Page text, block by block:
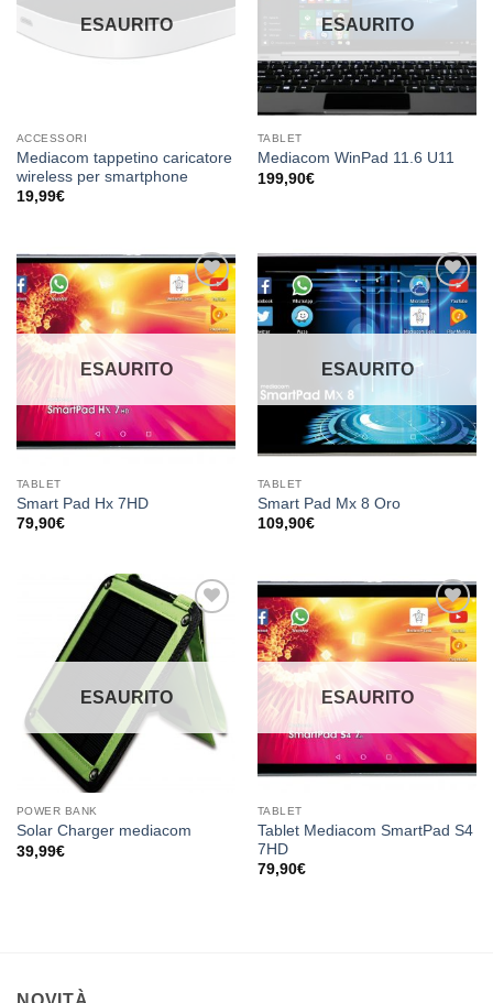
ESAURITO
ACCESSORI
Mediacom tappetino caricatore
wireless per smartphone
19,99€
ESAURITO
TABLET
Mediacom WinPad 11.6 U11
199,90€
Aggiungi
alla lista
dei
ESAURITO
TABLET
Smart Pad Hx 7HD
79,90€
Aggiungi
alla lista
dei
ESAURITO
TABLET
Smart Pad Mx 8 Oro
109,90€
Aggiungi
alla lista
dei
desideri
ESAURITO
POWER BANK
Solar Charger mediacom
39,99€
Aggiungi
alla lista
dei
ESAURITO
TABLET
Tablet Mediacom SmartPad S4
7HD
79,90€